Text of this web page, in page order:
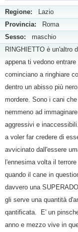
Regione: Lazio
Provincia: Roma
Sesso: maschio
RINGHIETTO è un'altro
appena ti vedono
cominciano a ringhiare
dentro un abisso più
mordere. Sono i cani
nemmeno ad
aggressivi e
a voler far credere di
avvicinato dall'essere
l'ennesima volta il
quando il cane in
davvero una
gli serve una quantità
qantificata. E' un
anno e mezzo vive in